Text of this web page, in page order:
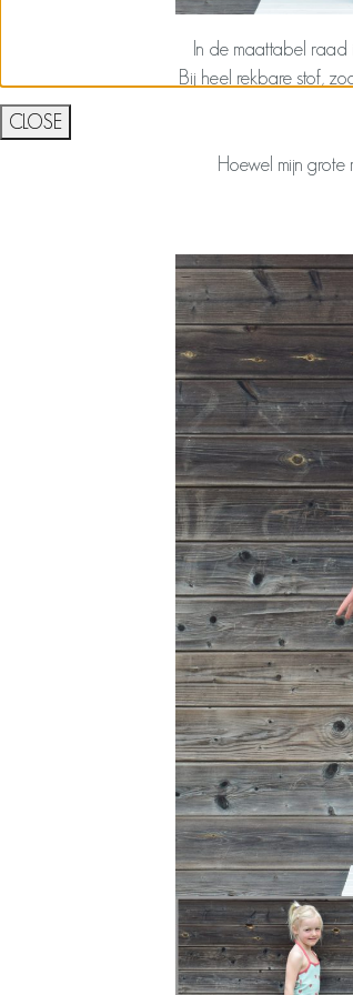
In de maattabel raad
Bij heel rekbare stof,
Hoewel mijn
CLOSE